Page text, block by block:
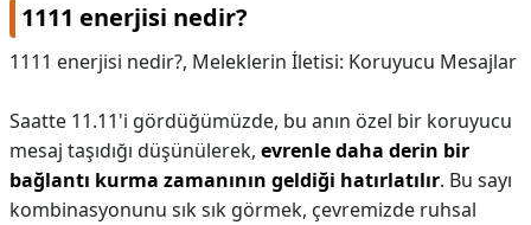
1111 enerjisi nedir?
1111 enerjisi nedir?, Meleklerin İletisi: Koruyucu Mesajlar
Saatte 11.11'i gördüğümüzde, bu anın özel bir koruyucu
mesaj taşıdığı düşünülerek, evrenle daha derin bir
bağlantı kurma zamanının geldiği hatırlatılır. Bu sayı
kombinasyonunu sık sık görmek, çevremizde ruhsal